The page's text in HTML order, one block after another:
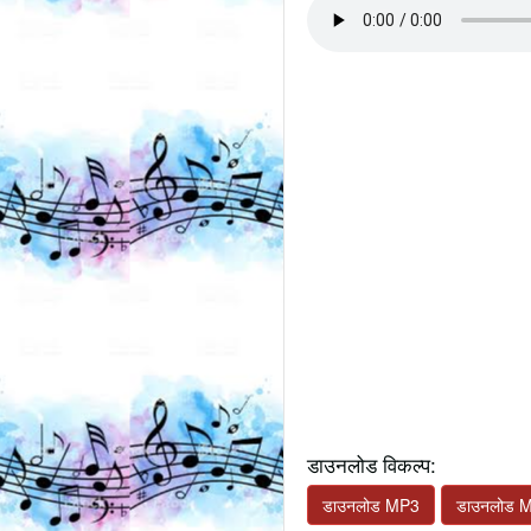
डाउनलोड विकल्प:
डाउनलोड MP3 डाउनलोड